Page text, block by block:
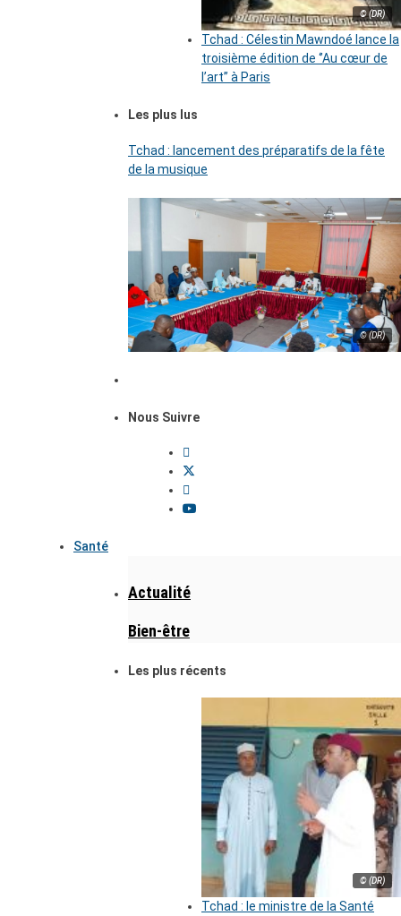
© (DR)
Tchad : Célestin Mawndoé lance la
troisième édition de ‘’Au cœur de
l’art’’ à Paris
Les plus lus
Tchad : lancement des préparatifs de la fête
de la musique
© (DR)
Nous Suivre
Santé
Actualité
Bien-être
Les plus récents
© (DR)
Tchad : le ministre de la Santé